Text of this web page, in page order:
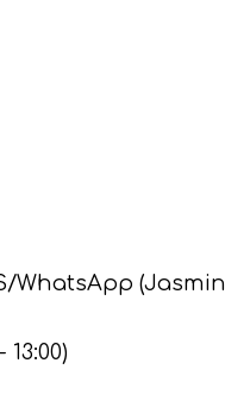
WhatsApp (Jasmin